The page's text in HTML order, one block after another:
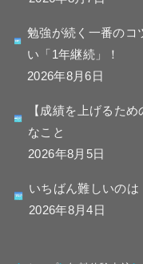
勉強が続く一番の
い「1年継続」！
2026年8月6日
【成績を上げるた
なこと
2026年8月5日
いちばん難しいのは
2026年8月4日